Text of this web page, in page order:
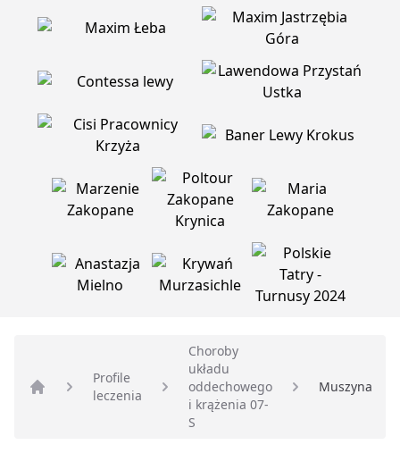
Strona główna
Profile
leczenia
Choroby
układu
oddechowego
i krążenia 07-
S
Muszyna